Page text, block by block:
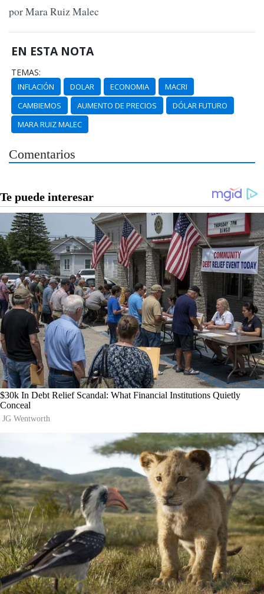
por Mara Ruiz Malec
EN ESTA NOTA
TEMAS:
INFLACIÓN DOLAR ECONOMIA
MACRI
CAMBIEMOS
AUMENTO DE PRECIOS
DÓLAR FUTURO
MARA RUIZ MALEC
Comentarios